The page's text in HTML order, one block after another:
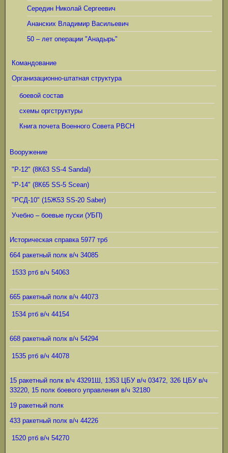
Середин Николай Сергеевич
Ананских Владимир Васильевич
50 – лет операции "Анадырь"
Командование
Организационно-штатная структура
боевой состав
схемы оргструктуры
Книга почета Военного Совета РВСН
Вооружение
"Р-12" (8К63 SS-4 Sandal)
"Р-14" (8К65 SS-5 Scean)
"РСД-10" (15Ж53 SS-20 Saber)
Учебно – боевые пуски (УБП)
Историческая справка 5977 трб
664 ракетный полк в/ч 34085
1533 ртб в/ч 54063
665 ракетный полк в/ч 44073
1534 ртб в/ч 44154
668 ракетный полк в/ч 54294
1535 ртб в/ч 44078
15 ракетный полк в/ч 43291Ш, 1353 ЦБУ в/ч 03472, 326 ЦБУ в/ч
33220, 15 полк боевого управления в/ч 32180
19 ракетный полк
433 ракетный полк в/ч 44226
1520 ртб в/ч 54270